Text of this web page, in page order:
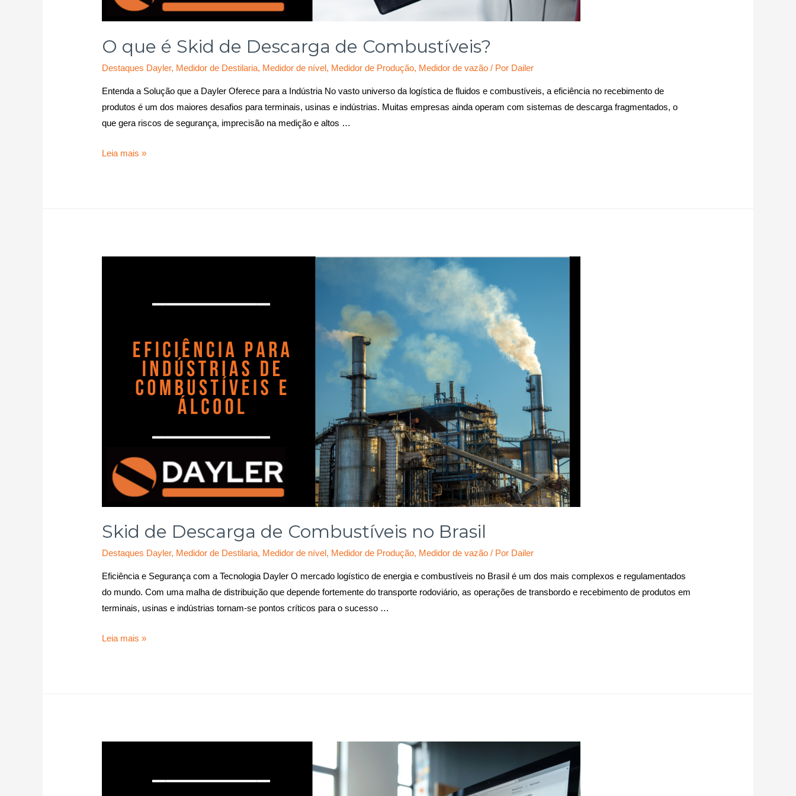
O que é Skid de Descarga de Combustíveis?
Destaques Dayler, Medidor de Destilaria, Medidor de nível, Medidor de Produção, Medidor de vazão / Por Dailer
Entenda a Solução que a Dayler Oferece para a Indústria No vasto universo da logística de fluidos e combustíveis, a eficiência no recebimento de
produtos é um dos maiores desafios para terminais, usinas e indústrias. Muitas empresas ainda operam com sistemas de descarga fragmentados, o
que gera riscos de segurança, imprecisão na medição e altos …
Leia mais »
Skid de Descarga de Combustíveis no Brasil
Destaques Dayler, Medidor de Destilaria, Medidor de nível, Medidor de Produção, Medidor de vazão / Por Dailer
Eficiência e Segurança com a Tecnologia Dayler O mercado logístico de energia e combustíveis no Brasil é um dos mais complexos e regulamentados
do mundo. Com uma malha de distribuição que depende fortemente do transporte rodoviário, as operações de transbordo e recebimento de produtos em
terminais, usinas e indústrias tornam-se pontos críticos para o sucesso …
Leia mais »